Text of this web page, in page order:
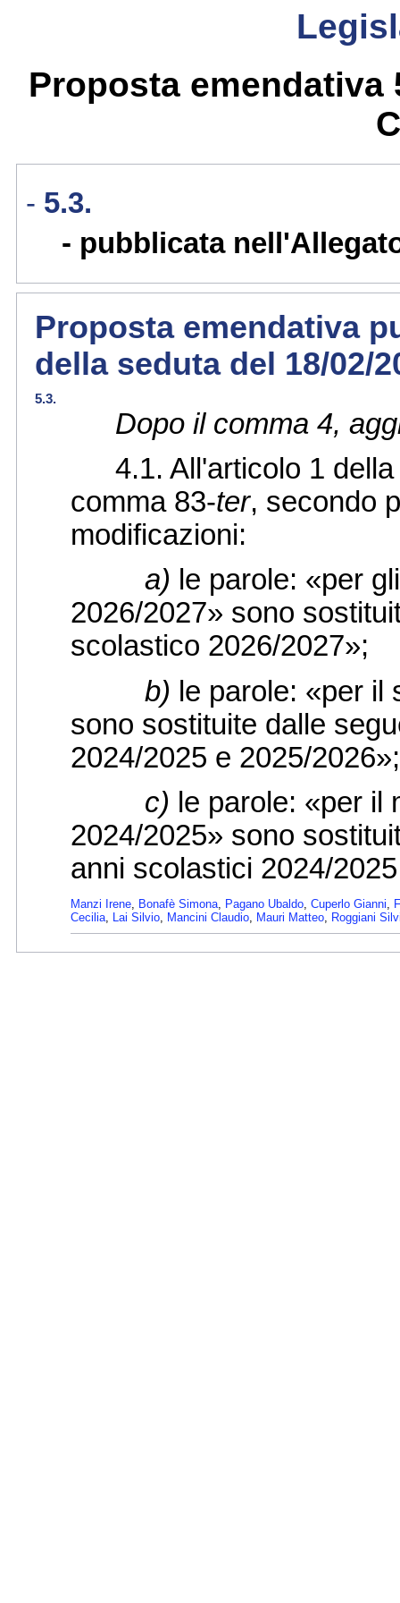
Proposta emendativa
5.3.
pubblicata
Proposta emendativa
della seduta del 18/02/
5.3.
Dopo il comma 4,
4.1. All'articolo 1 della
comma 83-ter, secondo
modificazioni:
a) le parole: «per
2026/2027» sono
scolastico 2026/2027»;
b) le parole: «per il
sono sostituite dalle
2024/2025 e 2025/2026»;
c) le parole: «per il
2024/2025» sono
anni scolastici 2024/
Manzi Irene, Bonafè Simona, Pagano Ubaldo, Cuperlo Gianni,
Cecilia, Lai Silvio, Mancini Claudio, Mauri Matteo, Roggiani